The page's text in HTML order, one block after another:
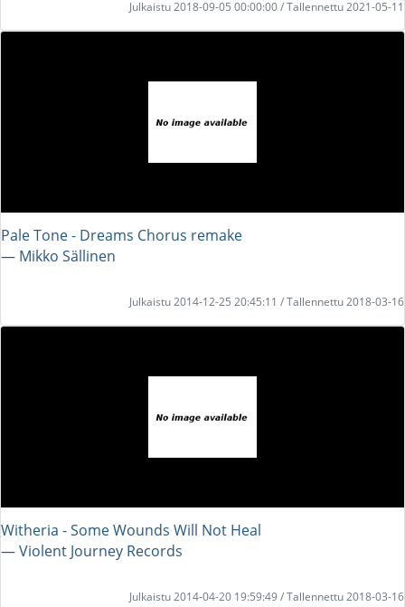
Julkaistu 2018-09-05 00:00:00 / Tallennettu 2021-05-11
Pale Tone - Dreams Chorus remake
― Mikko Sällinen
Julkaistu 2014-12-25 20:45:11 / Tallennettu 2018-03-16
Witheria - Some Wounds Will Not Heal
― Violent Journey Records
Julkaistu 2014-04-20 19:59:49 / Tallennettu 2018-03-16